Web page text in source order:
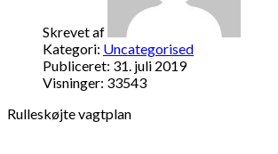
Skrevet af
Kategori: Uncategorised
Publiceret: 31. juli 2019
Visninger: 33543
Rulleskøjte vagtplan